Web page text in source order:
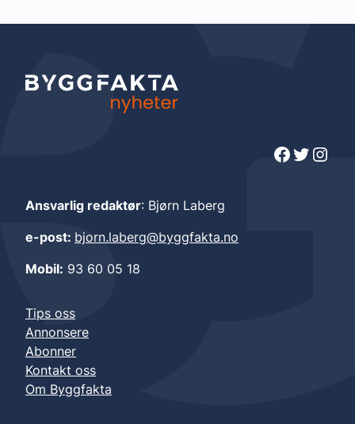
Facebook Twitter Instagram
Ansvarlig redaktør: Bjørn Laberg
e-post: bjorn.laberg@byggfakta.no
Mobil: 93 60 05 18
Tips oss
Annonsere
Abonner
Kontakt oss
Om Byggfakta